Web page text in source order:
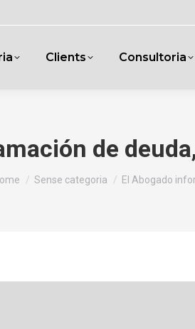
Clients Consultoria
de
are here:
Sense categoria El Abogado